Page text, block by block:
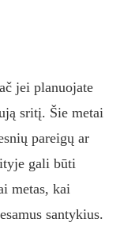
jei planuojate
sritį. Šie metai
pareigų ar
gali būti
metas, kai
santykius.